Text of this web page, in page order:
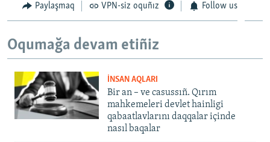
Paylaşmaq VPN-siz oquñız Follow us
Oqumağa devam etiñiz
İNSAN AQLARI
Bir an – ve casussıñ. Qırım
mahkemeleri devlet hainligi
qabaatlavlarını daqqalar içinde
nasıl baqalar